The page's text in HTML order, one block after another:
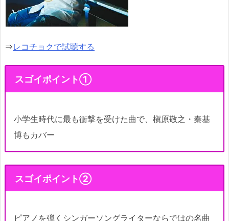
⇒レコチョクで試聴する
スゴイポイント①
小学生時代に最も衝撃を受けた曲で、槇原敬之・秦基
博もカバー
スゴイポイント②
ピアノを弾くシンガーソングライターならではの名曲